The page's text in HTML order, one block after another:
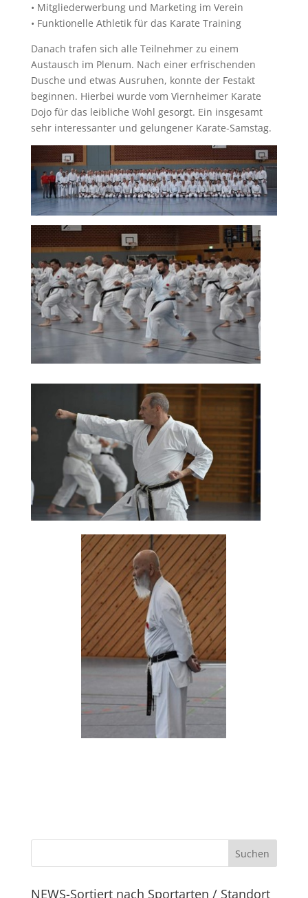
• Mitgliederwerbung und Marketing im Verein
• Funktionelle Athletik für das Karate Training
Danach trafen sich alle Teilnehmer zu einem
Austausch im Plenum. Nach einer erfrischenden
Dusche und etwas Ausruhen, konnte der Festakt
beginnen. Hierbei wurde vom Viernheimer Karate
Dojo für das leibliche Wohl gesorgt. Ein insgesamt
sehr interessanter und gelungener Karate-Samstag.
NEWS-Sortiert nach Sportarten / Standort